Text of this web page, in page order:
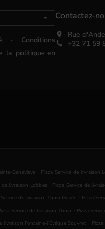
.
Conditions
la politique en
Contactez-
Rue
+32 71 59
Geneviève . Pizza Service de livraison
de livraison Lobbes . Pizza Service de
de livraison Thuin Gozée . Pizza
Service de livraison Thuin . Pizza
livraison Fontaine-l'Évêque Souvret .